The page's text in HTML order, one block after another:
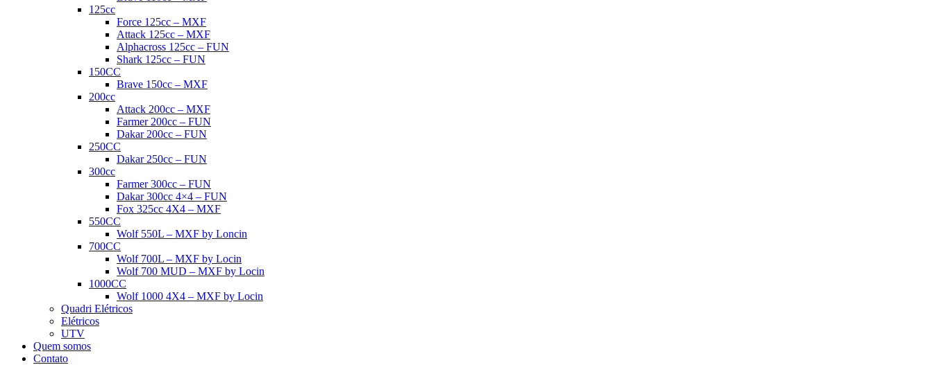
125cc
Force 125cc – MXF
Attack 125cc – MXF
Alphacross 125cc – FUN
Shark 125cc – FUN
150CC
Brave 150cc – MXF
200cc
Attack 200cc – MXF
Farmer 200cc – FUN
Dakar 200cc – FUN
250CC
Dakar 250cc – FUN
300cc
Farmer 300cc – FUN
Dakar 300cc 4×4 – FUN
Fox 325cc 4X4 – MXF
550CC
Wolf 550L – MXF by Loncin
700CC
Wolf 700L – MXF by Locin
Wolf 700 MUD – MXF by Locin
1000CC
Wolf 1000 4X4 – MXF by Locin
Quadri Elétricos
Elétricos
UTV
Quem somos
Contato